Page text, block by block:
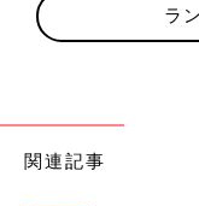
ラ
関連記事